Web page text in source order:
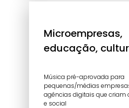
Microempresas,
educação,
Música pré-aprovada para
pequenas/médias
agências digitais que criam
e social